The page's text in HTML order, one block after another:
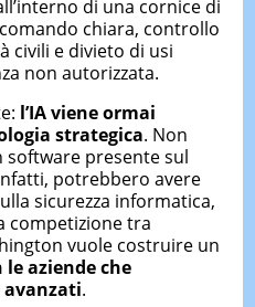
di una cornice di
chiara, controllo
civili e divieto di usi
non autorizzata.
l’IA viene ormai
strategica. Non
presente sul
potrebbero avere
sicurezza informatica,
competizione tra
vuole costruire un
aziende che
.